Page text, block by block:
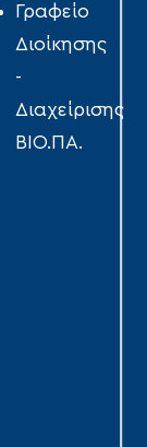
Γραφείο
Διοίκησης
-
Διαχείρισης
ΒΙΟ.ΠΑ.